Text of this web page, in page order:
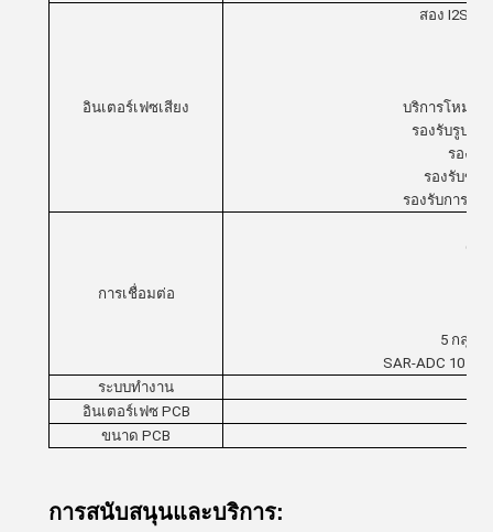
อินเตอร์เฟซเสียง
สอง I2S /
บริการโหมดก
รองรับรูปแบ
รองรับ
รองรับข้อ
รองรับการถ่า
การเชื่อมต่อ
5 กลุ่มข
SAR-ADC 10 บิ
ระบบทํางาน
อินเตอร์เฟซ PCB
ขนาด PCB
การสนับสนุนและบริการ: